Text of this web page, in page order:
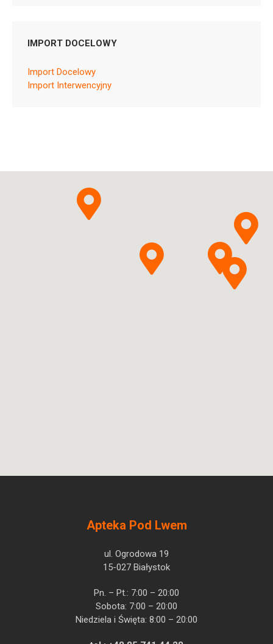
IMPORT DOCELOWY
Import Docelowy
Import Interwencyjny
Apteka Pod Lwem
ul. Ogrodowa 19
15-027 Białystok
Pn. – Pt.: 7:00 – 20:00
Sobota: 7:00 – 20:00
Niedziela i Święta: 8:00 – 20:00